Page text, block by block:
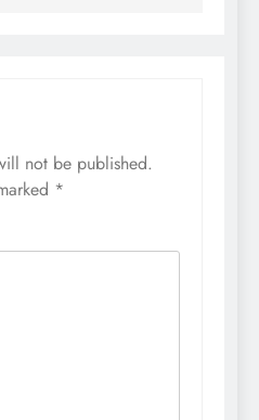
not be published.
*